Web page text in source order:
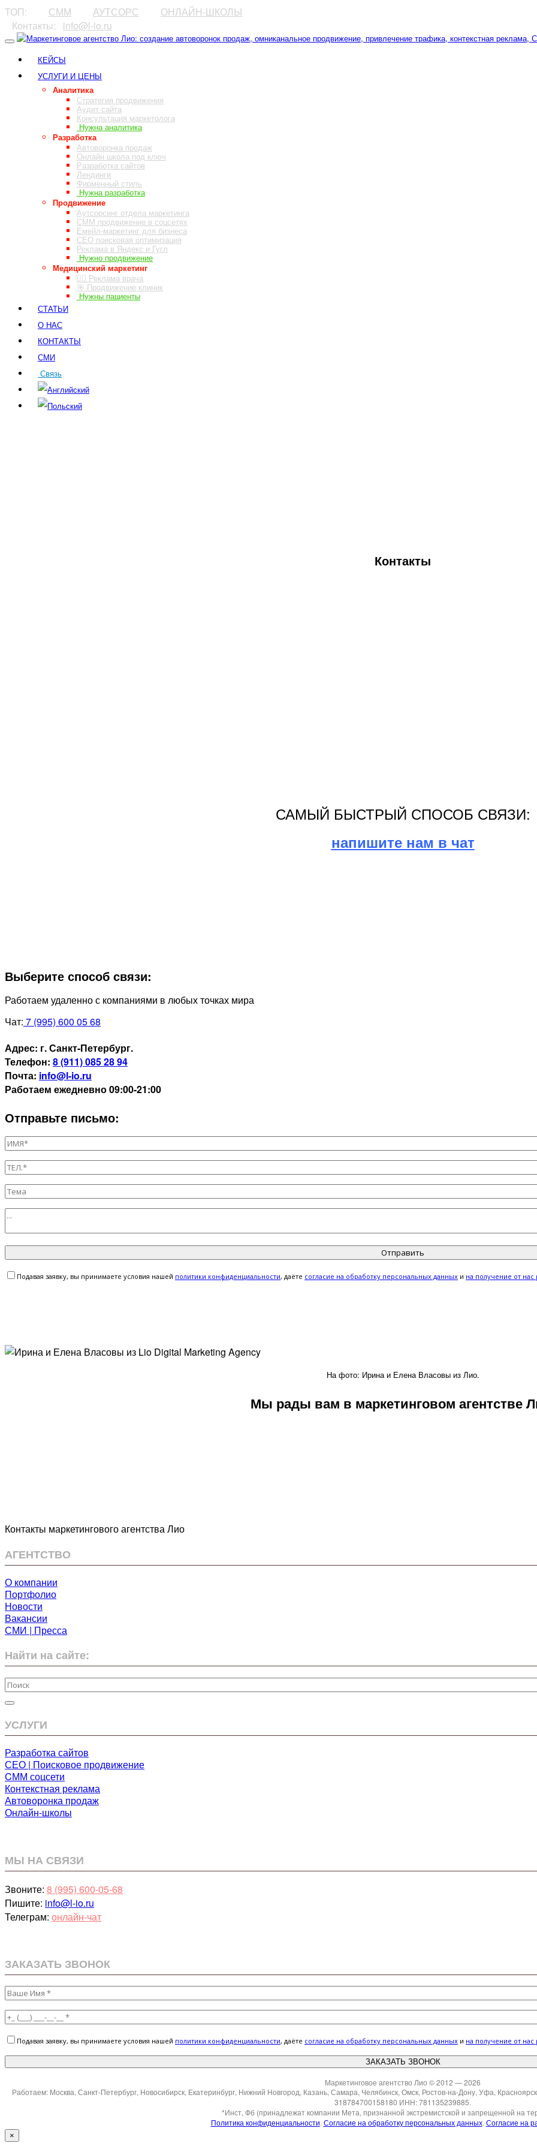
ТОП: СММ АУТСОРС
ОНЛАЙН-ШКОЛЫ
⠀Контакты:⠀ info@l-io.ru
КЕЙСЫ
УСЛУГИ И ЦЕНЫ
Аналитика
Стратегия продвижения
Аудит сайта
Консультация маркетолога
Нужна аналитика
Разработка
Автоворонка продаж
Онлайн школа под ключ
Разработка сайтов
Лендинги
Фирменный стиль
Нужна разработка
Продвижение
Аутсорсинг отдела маркетинга
СММ продвижение в соцсетях
Емейл-маркетинг для бизнеса
СЕО поисковая оптимизация
Реклама в Яндекс и Гугл
Нужно продвижение
Медицинский маркетинг
👨‍⚕️ Реклама врача
🎯 Продвижение клиник
Нужны пациенты
СТАТЬИ
О НАС
КОНТАКТЫ
СМИ
Связь
Контакты
САМЫЙ БЫСТРЫЙ СПОСОБ СВЯЗИ:
напишите нам в чат
Выберите способ связи:
Работаем удаленно с компаниями в любых точках мира
Чат: 7 (995) 600 05 68
Адрес: г. Санкт-Петербург.
Телефон: 8 (911) 085 28 94
Почта: info@l-io.ru
Работаем ежедневно 09:00-21:00
Отправьте письмо:
Подавая заявку, вы принимаете условия нашей политики конфиденциальности, даёте cогласие на обработку персональных данных и на получение от нас
На фото: Ирина и Елена Власовы из Лио.
Мы рады вам в маркетинговом агентстве
Контакты маркетингового агентства Лио
АГЕНТСТВО
О компании
Портфолио
Новости
Вакансии
СМИ | Пресса
Найти на сайте:
УСЛУГИ
Разработка сайтов
СЕО | Поисковое продвижение
CММ соцсети
Контекстная реклама
Автоворонка продаж
Онлайн-школы
МЫ НА СВЯЗИ
Звоните: 8 (995) 600-05-68
Пишите: info@l-io.ru
Телеграм: онлайн-чат
ЗАКАЗАТЬ ЗВОНОК
Подавая заявку, вы принимаете условия нашей политики конфиденциальности, даёте cогласие на обработку персональных данных и на получение от нас
Маркетинговое агентство Лио © 2012 — 2026
Работаем: Москва, Санкт-Петербург, Новосибирск, Екатеринбург, Нижний Новгород, Казань, Самара, Челябинск, Омск, Ростов-на-Дону, Уфа,
318784700158180 ИНН: 781135239885.
*Инст, Фб (принадлежат компании Мета, признанной экстремистской и запрещенной на
Политика конфиденциальности. Согласие на обработку персональных данных. Согласие на
×